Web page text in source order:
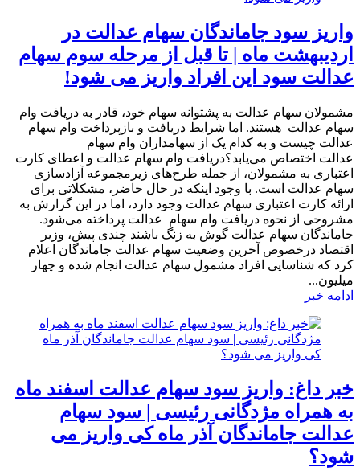
واریز سود جاماندگان سهام عدالت در
اردیبهشت ماه | تا قبل از مرحله سوم سهام
عدالت سود این افراد واریز می شود!
مشمولان سهام عدالت به پشتوانه سهام خود، قادر به دریافت وام
سهام عدالت هستند. اما شرایط دریافت و بازپرداخت وام سهام
عدالت چیست و به کدام یک از سهامداران وام سهام
عدالت اختصاص می‌یابد؟دریافت وام سهام عدالت و اعطای کارت
اعتباری به مشمولان، از جمله طرح‌های زیرمجموعه آزادسازی
سهام عدالت است. با وجود اینکه در حال حاضر، مشکلاتی برای
ارائه کارت اعتباری سهام عدالت وجود دارد، اما در این گزارش به
مشروحی از نحوه دریافت وام سهام عدالت پرداخته می‌شود.
جاماندگان سهام عدالت گوش به زنگ باشند چندی پیش، وزیر
اقتصاد درخصوص آخرین وضعیت سهام عدالت جاماندگان اعلام
کرد که شناسایی افراد مشمول سهام عدالت انجام شده و چهار
میلیون...
ادامه خبر
خبر داغ: واریز سود سهام عدالت اسفند ماه
به همراه مژدگانی رئیسی | سود سهام
عدالت جاماندگان آذر ماه کی واریز می
شود؟